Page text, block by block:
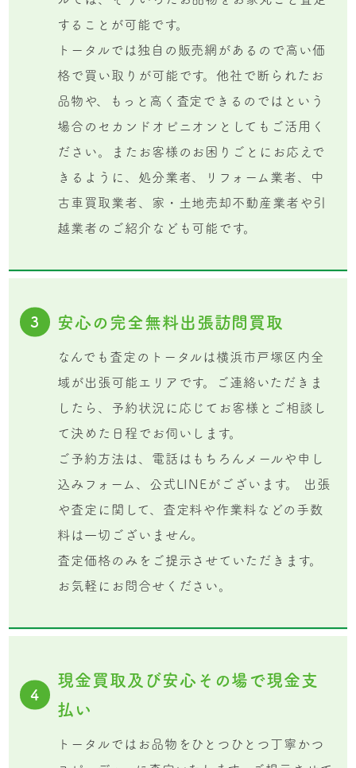
することが可能です。
トータルでは独自の販売網があるので高い価
格で買い取りが可能です。他社で断られたお
品物や、もっと高く査定できるのではという
場合のセカンドオピニオンとしてもご活用く
ださい。またお客様のお困りごとにお応えで
きるように、処分業者、リフォーム業者、中
古車買取業者、家・土地売却不動産業者や引
越業者のご紹介なども可能です。
3 安心の完全無料出張訪問買取
なんでも査定のトータルは横浜市戸塚区内全
域が出張可能エリアです。ご連絡いただきま
したら、予約状況に応じてお客様とご相談し
て決めた日程でお伺いします。
ご予約方法は、電話はもちろんメールや申し
込みフォーム、公式LINEがございます。 出張
や査定に関して、査定料や作業料などの手数
料は一切ございません。
査定価格のみをご提示させていただきます。
お気軽にお問合せください。
4
現金買取及び安心その場で現金支
払い
トータルではお品物をひとつひとつ丁寧かつ